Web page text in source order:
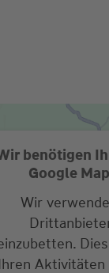
benötigen
Google
Wir
Ihren Aktivitäten